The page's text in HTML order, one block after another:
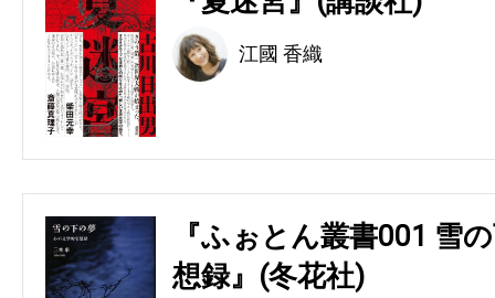
江國 香織
『ふぉとん叢書001 雪
想録』(冬花社)